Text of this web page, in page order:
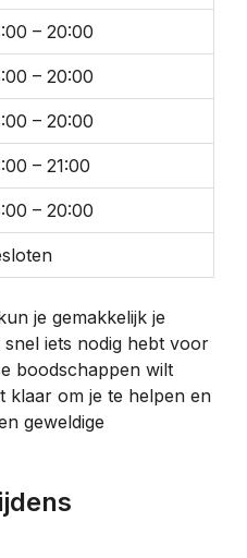
– 20:00
– 20:00
– 20:00
– 21:00
– 20:00
je gemakkelijk je
iets nodig hebt voor
boodschappen wilt
klaar om je te helpen en
geweldige